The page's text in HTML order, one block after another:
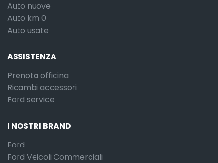
Auto nuove
Auto km 0
Auto usate
ASSISTENZA
Prenota officina
Ricambi accessori
Ford service
I NOSTRI BRAND
Ford
Ford Veicoli Commerciali